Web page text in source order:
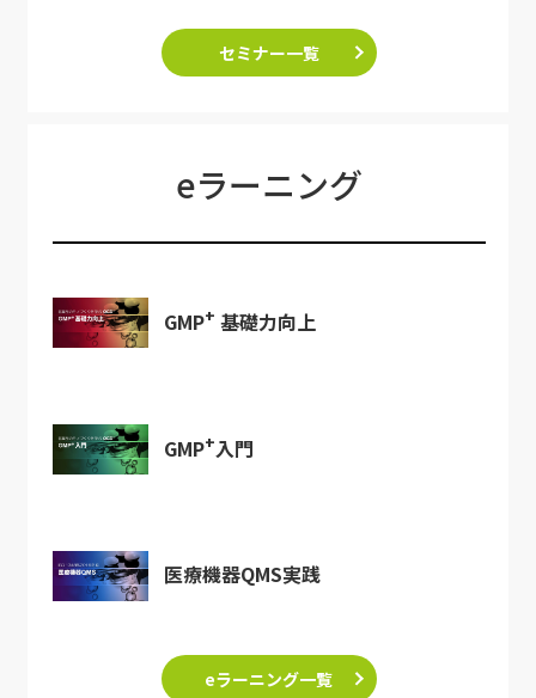
セミナー一覧
eラーニング
GMP+ 基礎力向上
GMP+入門
医療機器QMS実践
eラーニング一覧